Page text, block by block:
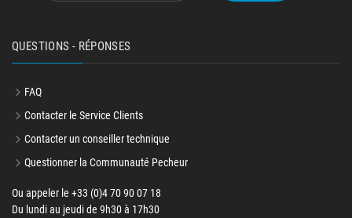
QUESTIONS - RÉPONSES
FAQ
Contacter le Service Clients
Contacter un conseiller technique
Questionner la Communauté Pecheur
Ou appeler le +33 (0)4 70 90 07 18
Du lundi au jeudi de 9h30 à 17h30